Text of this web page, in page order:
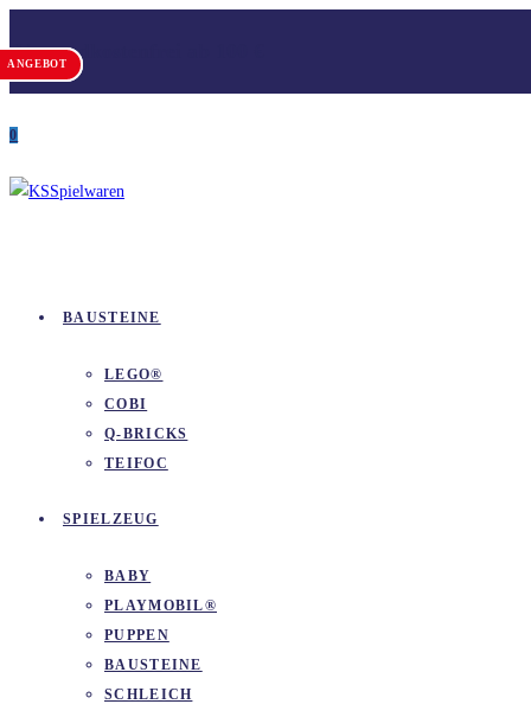
Inhalt
springen
Versandkostenfrei ab 100 €
0
BAUSTEINE
LEGO®
COBI
Q-BRICKS
TEIFOC
SPIELZEUG
BABY
PLAYMOBIL®
PUPPEN
BAUSTEINE
SCHLEICH
ANGEBOT
ANGEBOT